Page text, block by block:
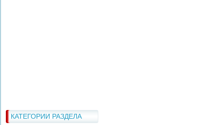
КАТЕГОРИИ РАЗДЕЛА